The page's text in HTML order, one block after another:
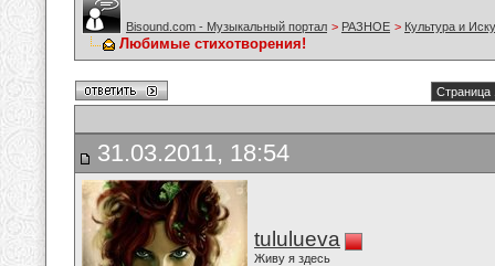
Bisound.com - Музыкальный портал > РАЗНОЕ > Культура и
Любимые стихотворения!
Страница
31.03.2011, 18:54
tululueva
Живу я здесь